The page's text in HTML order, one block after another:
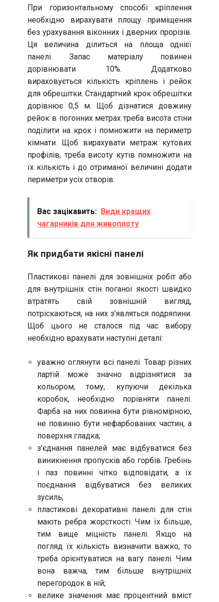
При горизонтальному способі кріплення
необхідно вирахувати площу приміщення
без урахування віконних і дверних прорізів.
Ця величина ділиться на площа однієї
панелі. Запас матеріалу повинен
дорівнювати 10%. Додатково
вираховується кількість кріплень і рейок
для обрешітки. Стандартний крок обрешітки
дорівнює 0,5 м. Щоб дізнатися довжину
рейок в погонних метрах треба висота стіни
поділити на крок і помножити на периметр
кімнати. Щоб вирахувати метраж кутових
профілів, треба висоту кутів помножити на
їх кількість і до отриманої величині додати
периметри усіх отворів.
Вас зацікавить: Види кращих
чагарників для живоплоту
Як придбати якісні панелі
Пластикові панелі для зовнішніх робіт або
для внутрішніх стін поганої якості швидко
втратять свій зовнішній вигляд,
потріскаються, на них з’являться подряпини.
Щоб цього не сталося під час вибору
необхідно врахувати наступні деталі:
уважно оглянути всі панелі. Товар різних
партій може значно відрізнятися за
кольором, тому, купуючи декілька
коробок, необхідно порівняти панелі.
Фарба на них повинна бути рівномірною,
не повинно бути нефарбованих частин, а
поверхня гладка;
з’єднання панелей має відбуватися без
виникнення пропусків або горбів. Гребінь
і паз повинні чітко відповідати, а їх
поєднання відбуватися без великих
зусиль;
пластикові декоративні панелі для стін
мають ребра жорсткості. Чим їх більше,
тим вище міцність панелі. Якщо на
погляд їх кількість визначити важко, то
треба орієнтуватися на вагу панелі. Чим
вона важча, тим більше внутрішніх
перегородок в ній;
велике значення має процентний вміст